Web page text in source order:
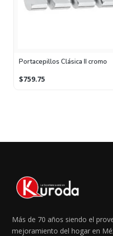
Portacepillos Clásica II cromo
$759.75
Más de 70 años siendo el
mejoramiento del hogar en